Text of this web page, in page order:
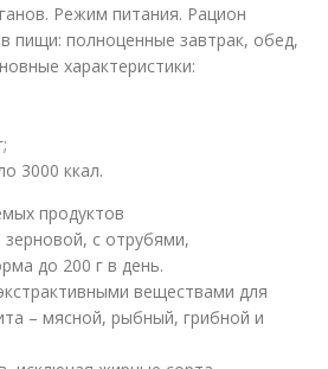
Режим питания. Рацион
пищи: полноценные завтрак, обед,
характеристики:
3000 ккал.
продуктов
с отрубями,
до 200 г в день.
веществами для
– мясной, рыбный, грибной и